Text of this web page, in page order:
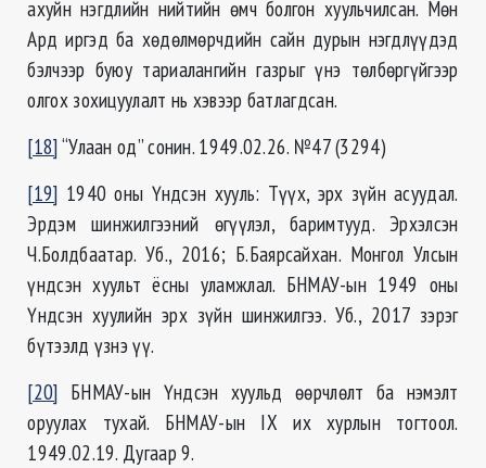
ахуйн нэгдлийн нийтийн өмч болгон хуульчилсан. Мөн
Ард иргэд ба хөдөлмөрчдийн сайн дурын нэгдлүүдэд
бэлчээр буюу тариалангийн газрыг үнэ төлбөргүйгээр
олгох зохицуулалт нь хэвээр батлагдсан.
[18]“Улаан од” сонин. 1949.02.26. №47 (3294)
[19] 1940 оны Үндсэн хууль: Түүх, эрх зүйн асуудал.
Эрдэм шинжилгээний өгүүлэл, баримтууд. Эрхэлсэн
Ч.Болдбаатар. Уб., 2016; Б.Баярсайхан. Монгол Улсын
үндсэн хуульт ёсны уламжлал. БНМАУ-ын 1949 оны
Үндсэн хуулийн эрх зүйн шинжилгээ. Уб., 2017 зэрэг
бүтээлд үзнэ үү.
[20] БНМАУ-ын Үндсэн хуульд өөрчлөлт ба нэмэлт
оруулах тухай. БНМАУ-ын IX их хурлын тогтоол.
1949.02.19. Дугаар 9.